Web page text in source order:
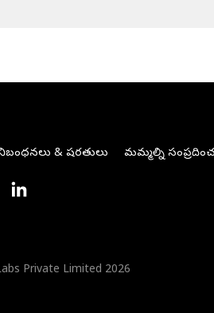
& షరతులు మమ్మల్ని
Private Limited 2026